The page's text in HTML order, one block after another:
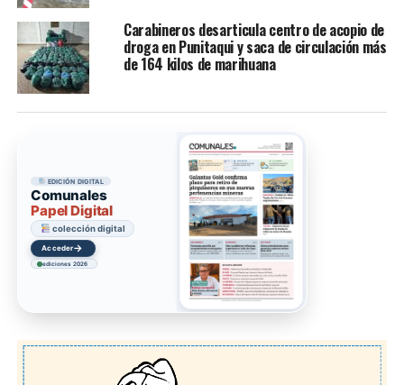
Carabineros desarticula centro de acopio de
droga en Punitaqui y saca de circulación más
de 164 kilos de marihuana
EDICIÓN DIGITAL
Comunales
Papel Digital
colección digital
Acceder→
ediciones 2026